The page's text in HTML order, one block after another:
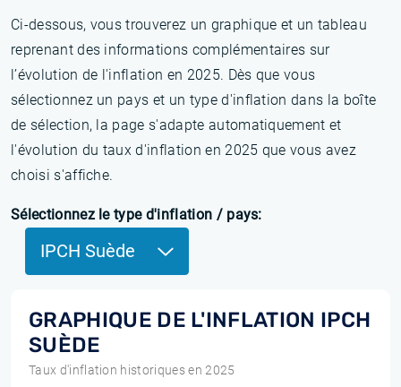
Ci-dessous, vous trouverez un graphique et un tableau
reprenant des informations complémentaires sur
l’évolution de l'inflation en 2025. Dès que vous
sélectionnez un pays et un type d'inflation dans la boîte
de sélection, la page s'adapte automatiquement et
l'évolution du taux d'inflation en 2025 que vous avez
choisi s'affiche.
Sélectionnez le type d'inflation / pays:
IPCH Suède
GRAPHIQUE DE L'INFLATION IPCH
SUÈDE
Taux d'inflation historiques en 2025